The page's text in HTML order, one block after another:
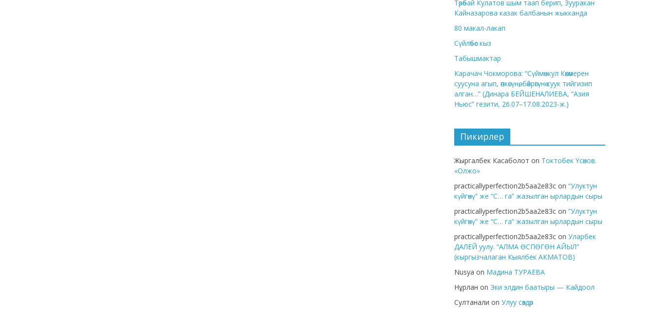
Төрөбай Кулатов шым таап берип, Зууракан
Кайназарова казак балбанын жыкканда
80 макал-лакап
Сүйлөбөс кыз
Табышмактар
Карачач Чокморова: “Сүймөнкул Көкөмерен
суусуна агып, өпкөсүнө, бөйрөгүнө суук тийгизип
алган…” (Динара БЕЙШЕНАЛИЕВА, “Азия
Ньюс” гезити, 26.07–17.08.2023-ж.)
Пикирлер
Жыргалбек Касаболот on Токтобек Үсөнов.
«Олжо»
practicallyperfection2b5aa2e83c on “Улуктун
күйгөнү” же “С… га” жазылган ырлардын сыры
practicallyperfection2b5aa2e83c on “Улуктун
күйгөнү” же “С… га” жазылган ырлардын сыры
practicallyperfection2b5aa2e83c on Уларбек
ДАЛЕЙ уулу. “АЛМА ӨСПӨГӨН АЙЫЛ”
(кыргызчалаган Кыялбек АКМАТОВ)
Nusya on Мадина ТУРАЕВА
Нұрлан on Эки элдин баатыры — Кайдоол
Султанали on Улуу сөздөр